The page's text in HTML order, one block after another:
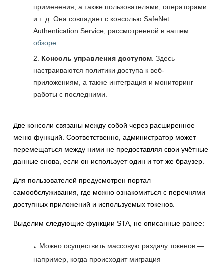
применения, а также пользователями, операторами
и т. д. Она совпадает с консолью SafeNet
Authentication Service, рассмотренной в нашем
обзоре.
Консоль управления доступом. Здесь
настраиваются политики доступа к веб-
приложениям, а также интеграция и мониторинг
работы с последними.
Две консоли связаны между собой через расширенное
меню функций. Соответственно, администратор может
перемещаться между ними не предоставляя свои учётные
данные снова, если он использует один и тот же браузер.
Для пользователей предусмотрен портал
самообслуживания, где можно ознакомиться с перечнями
доступных приложений и используемых токенов.
Выделим следующие функции STA, не описанные ранее:
Можно осуществить массовую раздачу токенов —
например, когда происходит миграция